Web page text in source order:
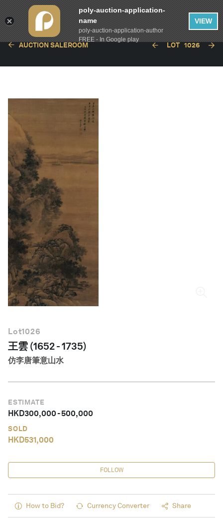
繁體中文
AUCTION SALEROOM LOT 1026
Lot1026
王雲 (1652 - 1735)
仿李唐筆意山水
ESTIMATE
HKD300,000-500,000
SOLD
HKD531,000
FOLLOW
How to Bid? Currency Converter Share
poly-auction-application-
name
poly-auction-application-author
FREE - In Google play
VIEW